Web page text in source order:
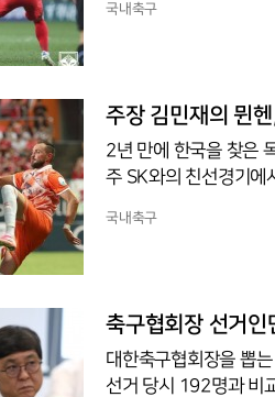
일에는 베네수엘라, 6
개국 가운데 아르헨티
2강
국내축구
주장 김민재의 뮌
2년 만에 한국을 찾은
주 SK와의 친선경기에
구협회(DFB) 포칼 21
중미 월드컵 준결승에
국내축구
축구협회장 선거
대한축구협회장을 뽑
선거 당시 192명과 비